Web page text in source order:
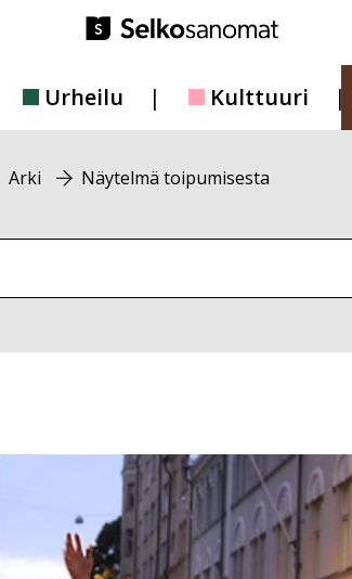
Urheilu Kulttuuri
Arki Näytelmä toipumisesta